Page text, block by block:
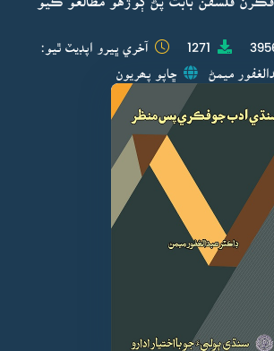
1271 آخري ڀيرو اپڊيٽ ٿيو:
ميمڻ ڇاپو پھريون